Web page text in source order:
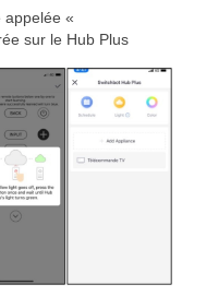
appelée «
sur le Hub Plus